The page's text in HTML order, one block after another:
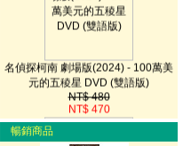
元的五稜星 DVD (雙語版)
NT$ 480
NT$ 470
暢銷商品